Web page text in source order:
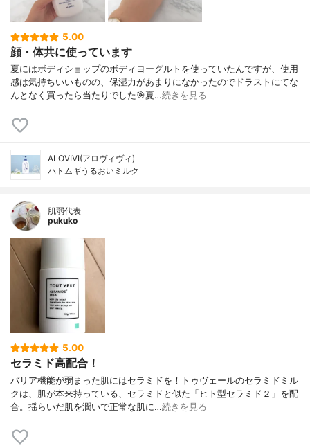
5.00
顔・体共に使っています
夏にはボディショップのボディヨーグルトを使っていたんですが、使用
感は気持ちいいものの、保湿力があまりになかったのでドラストにてな
んとなく買ったら当たりでした🎯夏…続きを見る
ALOVIVI(アロヴィヴィ)
ハトムギうるおいミルク
肌弱代表
pukuko
5.00
セラミド高配合！
バリア機能が弱まった肌にはセラミドを！トゥヴェールのセラミドミル
クは、肌が本来持っている、セラミドと似た「ヒト型セラミド２」を配
合。揺らいだ肌を潤いで正常な肌に…続きを見る